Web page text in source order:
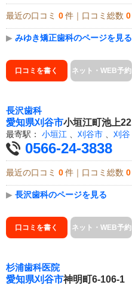
最近の口コミ 0 件｜口コミ総数 0
▶ みゆき矯正歯科のページを見る
口コミを書く ネット・WEB予約
長沢歯科
愛知県刈谷市小垣江町池上22
最寄駅： 小垣江 刈谷市 刈谷
0566-24-3838
最近の口コミ 0 件｜口コミ総数 0
▶ 長沢歯科のページを見る
口コミを書く ネット・WEB予約
杉浦歯科医院
愛知県刈谷市神明町6-106-1